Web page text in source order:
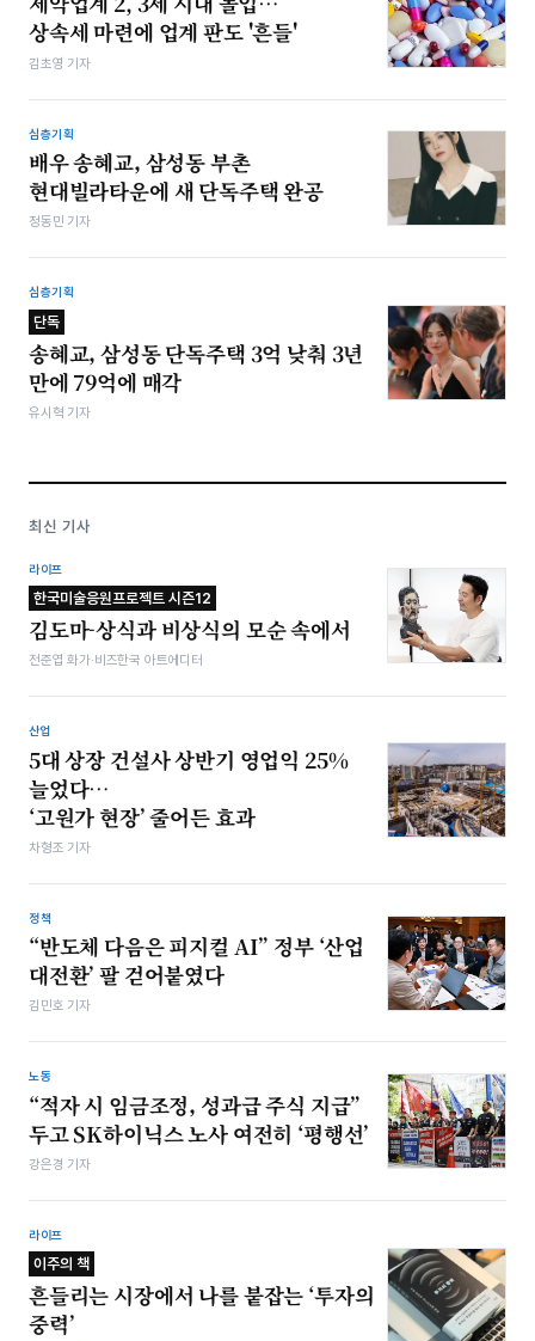
상속세 마련에 업계 판도 '흔들'
김초영 기자
심층기획
배우 송혜교, 삼성동 부촌
현대빌라타운에 새 단독주택 완공
정동민 기자
심층기획
단독
송혜교, 삼성동 단독주택 3억 낮춰 3년
만에 79억에 매각
유시혁 기자
최신 기사
라이프
한국미술응원프로젝트 시즌12
김도마-상식과 비상식의 모순 속에서
전준엽 화가·비즈한국 아트에디터
산업
5대 상장 건설사 상반기 영업익 25%
늘었다…
‘고원가 현장’ 줄어든 효과
차형조 기자
정책
“반도체 다음은 피지컬 AI” 정부 ‘산업
대전환’ 팔 걷어붙였다
김민호 기자
노동
“적자 시 임금조정, 성과급 주식 지급”
두고 SK하이닉스 노사 여전히 ‘평행선’
강은경 기자
라이프
이주의 책
흔들리는 시장에서 나를 붙잡는 ‘투자의
중력’